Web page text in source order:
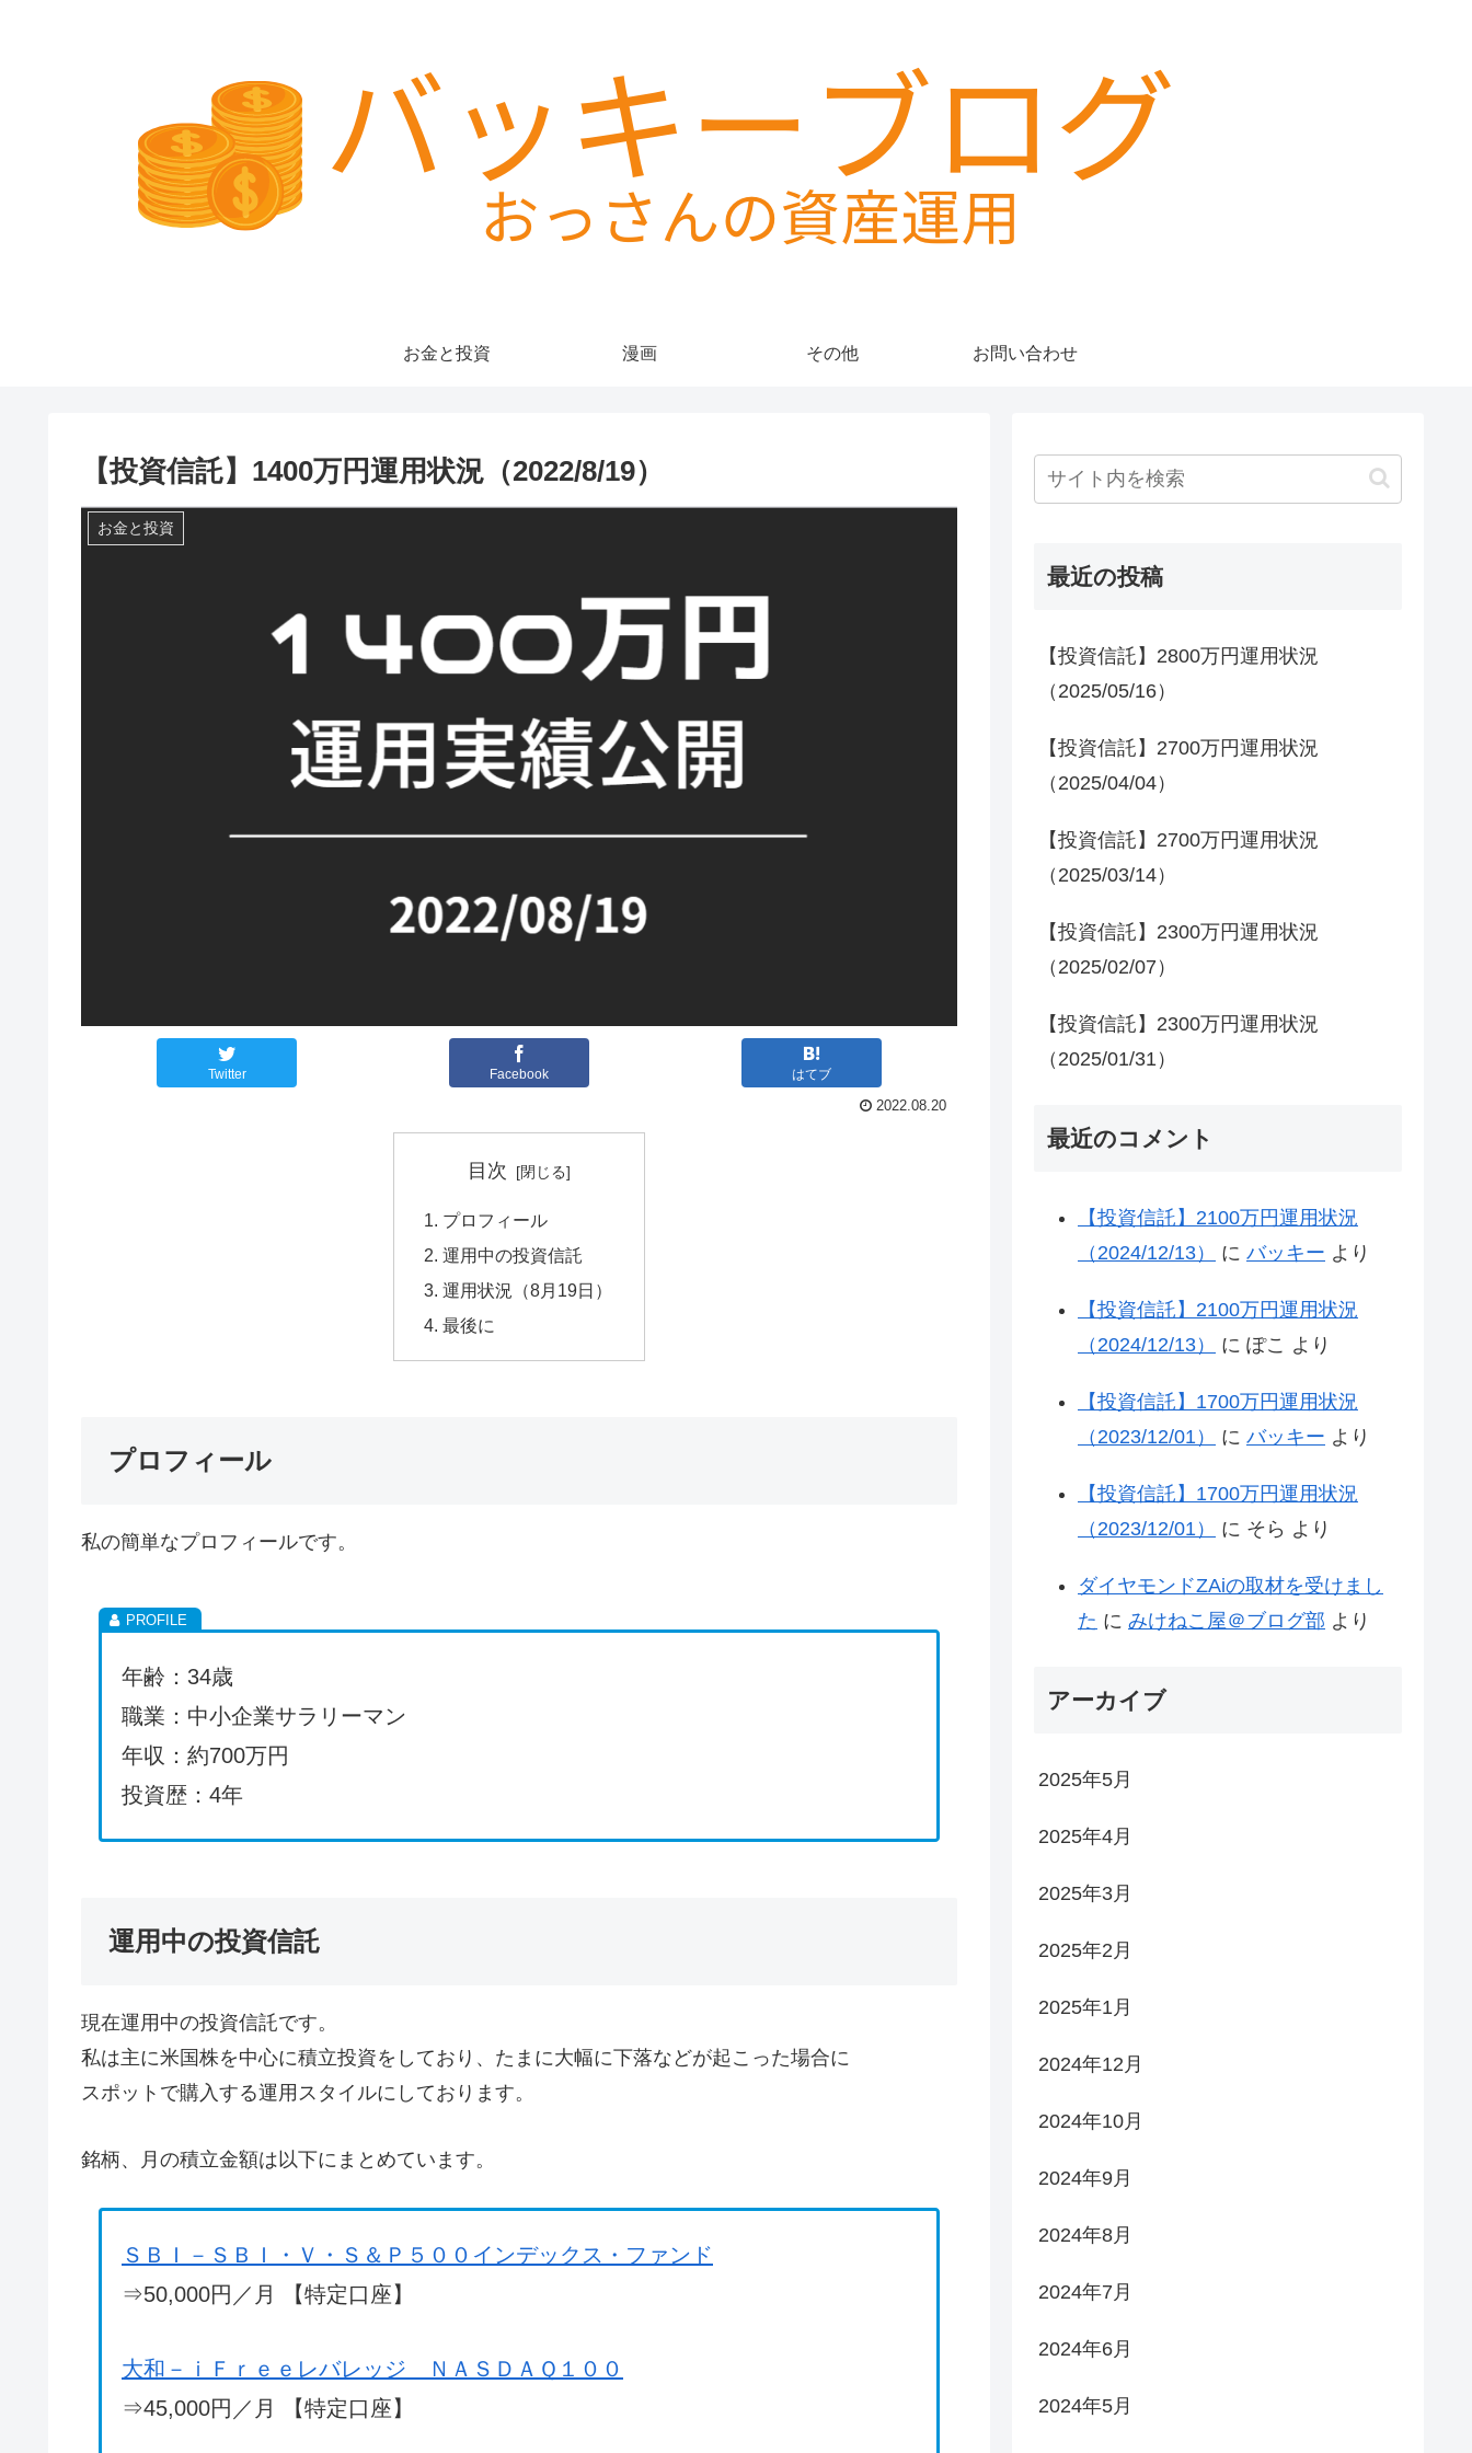
お金と投資 漫画 その他 お問い合わせ
【投資信託】1400万円運用状況（2022/8/19）
お金と投資
Twitter Facebook はてブ
2022.08.20
目次
プロフィール
運用中の投資信託
運用状況（8月19日）
最後に
プロフィール
私の簡単なプロフィールです。
年齢：34歳
職業：中小企業サラリーマン
年収：約700万円
投資歴：4年
運用中の投資信託
現在運用中の投資信託です。
私は主に米国株を中心に積立投資をしており、たまに大幅に下落などが起こった場合に
スポットで購入する運用スタイルにしております。
銘柄、月の積立金額は以下にまとめています。
ＳＢＩ－ＳＢＩ・Ｖ・Ｓ＆Ｐ５００インデックス・ファンド
⇒50,000円／月 【特定口座】
大和－ｉＦｒｅｅレバレッジ ＮＡＳＤＡＱ１００
⇒45,000円／月 【特定口座】
最近の投稿
【投資信託】2800万円運用状況
（2025/05/16）
【投資信託】2700万円運用状況
（2025/04/04）
【投資信託】2700万円運用状況
（2025/03/14）
【投資信託】2300万円運用状況
（2025/02/07）
【投資信託】2300万円運用状況
（2025/01/31）
最近のコメント
【投資信託】2100万円運用状況
（2024/12/13）
に バッキー より
【投資信託】2100万円運用状況
（2024/12/13）
に ぽこ より
【投資信託】1700万円運用状況
（2023/12/01）
に バッキー より
【投資信託】1700万円運用状況
（2023/12/01）
に そら より
ダイヤモンドZAiの取材を受けまし
た に みけねこ屋＠ブログ部 より
アーカイブ
2025年5月
2025年4月
2025年3月
2025年2月
2025年1月
2024年12月
2024年10月
2024年9月
2024年8月
2024年7月
2024年6月
2024年5月